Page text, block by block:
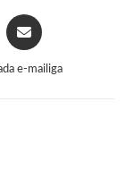
Opens
in
e-mailiga